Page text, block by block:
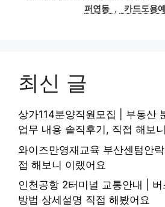
퍼연동 , 카드도용
최신 글
상가114분양직원모집 | 부동산
업무 내용 솔직후기, 직접 해보
와이즈만영재교육 부산센텀안
접 해보니 이랬어요
인천공항 2터미널 교통안내 |
방법 상세설명 직접 해봤어요